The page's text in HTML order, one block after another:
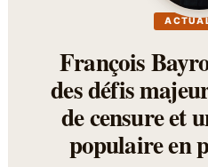
François
des défis
de censure et
populaire en